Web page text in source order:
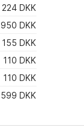
224 DKK
950 DKK
155 DKK
110 DKK
110 DKK
599 DKK